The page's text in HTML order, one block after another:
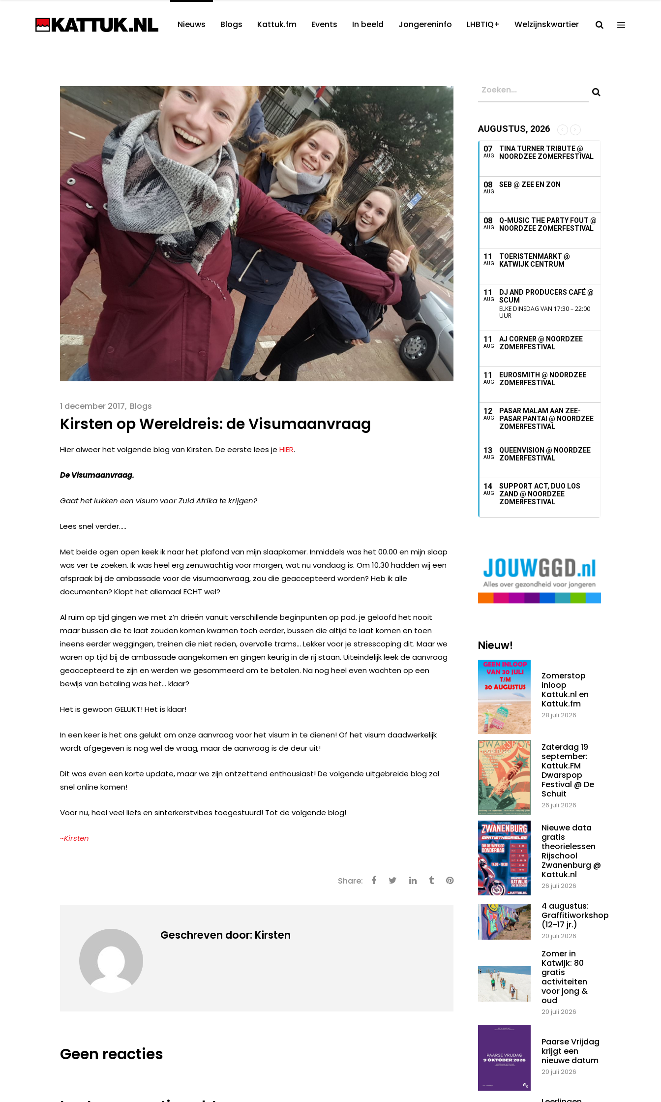
Nieuws Blogs Kattuk.fm Events In beeld Jongereninfo LHBTIQ+ Welzijnskwartier
1 december 2017 Blogs
Kirsten op Wereldreis: de Visumaanvraag
Hier alweer het volgende blog van Kirsten. De eerste lees je HIER.
De Visumaanvraag.
Gaat het lukken een visum voor Zuid Afrika te krijgen?
Lees snel verder…..
Met beide ogen open keek ik naar het plafond van mijn slaapkamer. Inmiddels was het 00.00 en mijn slaap
was ver te zoeken. Ik was heel erg zenuwachtig voor morgen, wat nu vandaag is. Om 10.30 hadden wij een
afspraak bij de ambassade voor de visumaanvraag, zou die geaccepteerd worden? Heb ik alle
documenten? Klopt het allemaal ECHT wel?
Al ruim op tijd gingen we met z’n drieën vanuit verschillende beginpunten op pad. je geloofd het nooit
maar bussen die te laat zouden komen kwamen toch eerder, bussen die altijd te laat komen en toen
ineens eerder weggingen, treinen die niet reden, overvolle trams… Lekker voor je stresscoping dit. Maar we
waren op tijd bij de ambassade aangekomen en gingen keurig in de rij staan. Uiteindelijk leek de aanvraag
geaccepteerd te zijn en werden we gesommeerd om te betalen. Na nog heel even wachten op een
bewijs van betaling was het… klaar?
Het is gewoon GELUKT! Het is klaar!
In een keer is het ons gelukt om onze aanvraag voor het visum in te dienen! Of het visum daadwerkelijk
wordt afgegeven is nog wel de vraag, maar de aanvraag is de deur uit!
Dit was even een korte update, maar we zijn ontzettend enthousiast! De volgende uitgebreide blog zal
snel online komen!
Voor nu, heel veel liefs en sinterkerstvibes toegestuurd! Tot de volgende blog!
~Kirsten
Share:
Geschreven door: Kirsten
Geen reacties
AUGUSTUS, 2026
07
AUG
TINA TURNER TRIBUTE @
NOORDZEE ZOMERFESTIVAL
08
AUG
SEB @ ZEE EN ZON
08
AUG
Q-MUSIC THE PARTY FOUT @
NOORDZEE ZOMERFESTIVAL
11
AUG
TOERISTENMARKT @
KATWIJK CENTRUM
11
AUG
DJ AND PRODUCERS CAFÉ @
SCUM
ELKE DINSDAG VAN 17:30 – 22:00
UUR
11
AUG
AJ CORNER @ NOORDZEE
ZOMERFESTIVAL
11
AUG
EUROSMITH @ NOORDZEE
ZOMERFESTIVAL
12
AUG
PASAR MALAM AAN ZEE-
PASAR PANTAI @ NOORDZEE
ZOMERFESTIVAL
13
AUG
QUEENVISION @ NOORDZEE
ZOMERFESTIVAL
14
AUG
SUPPORT ACT, DUO LOS
ZAND @ NOORDZEE
ZOMERFESTIVAL
Nieuw!
Zomerstop
inloop
Kattuk.nl en
Kattuk.fm
28 juli 2026
Zaterdag 19
september:
Kattuk.FM
Dwarspop
Festival @ De
Schuit
26 juli 2026
Nieuwe data
gratis
theorielessen
Rijschool
Zwanenburg @
Kattuk.nl
26 juli 2026
4 augustus:
Graffitiworkshop
(12-17 jr.)
20 juli 2026
Zomer in
Katwijk: 80
gratis
activiteiten
voor jong &
oud
20 juli 2026
Paarse Vrijdag
krijgt een
nieuwe datum
20 juli 2026